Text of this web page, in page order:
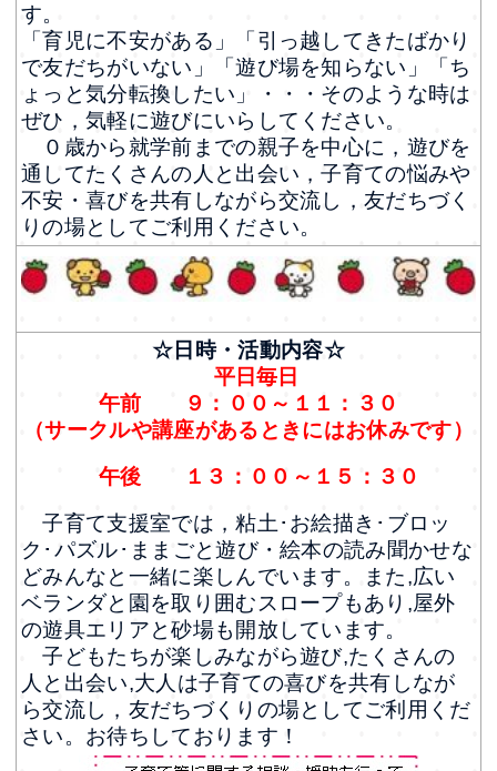
す。
「育児に不安がある」「引っ越してきたばかり
で友だちがいない」「遊び場を知らない」「ち
ょっと気分転換したい」・・・そのような時は
ぜひ，気軽に遊びにいらしてください。
０歳から就学前までの親子を中心に，遊びを
通してたくさんの人と出会い，子育ての悩みや
不安・喜びを共有しながら交流し，友だちづく
りの場としてご利用ください。
☆日時・活動内容☆
平日毎日
午前
９：００～１１：３０
（サークルや講座があるときにはお休みです）
午後
１３：００～１５：３０
子育て支援室では，粘土･お絵描き･ブロッ
ク･パズル･ままごと遊び・絵本の読み聞かせな
どみんなと一緒に楽しんでいます。また,広い
ベランダと園を取り囲むスロープもあり,屋外
の遊具エリアと砂場も開放しています。
子どもたちが楽しみながら遊び,たくさんの
人と出会い,大人は子育ての喜びを共有しなが
ら交流し，友だちづくりの場としてご利用くだ
さい。お待ちしております！